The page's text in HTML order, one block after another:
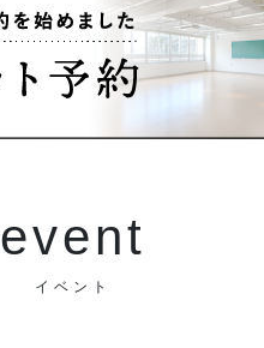
event
イベント